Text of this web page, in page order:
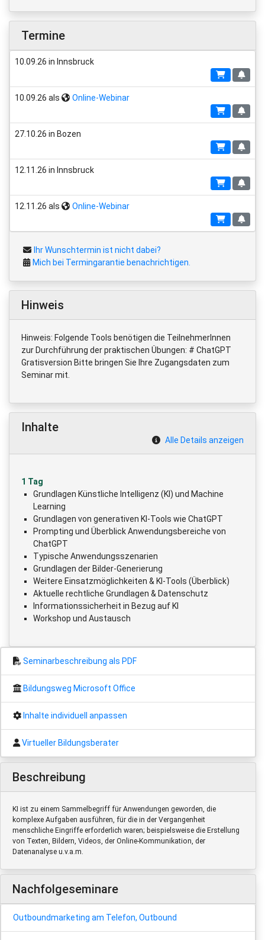
Termine
10.09.26 in Innsbruck
10.09.26 als Online-Webinar
27.10.26 in Bozen
12.11.26 in Innsbruck
12.11.26 als Online-Webinar
Ihr Wunschtermin ist nicht dabei?
Mich bei Termingarantie benachrichtigen.
Hinweis
Hinweis: Folgende Tools benötigen die TeilnehmerInnen
zur Durchführung der praktischen Übungen: # ChatGPT
Gratisversion Bitte bringen Sie Ihre Zugangsdaten zum
Seminar mit.
Inhalte
Alle Details anzeigen
1 Tag
Grundlagen Künstliche Intelligenz (KI) und Machine
Learning
Grundlagen von generativen KI-Tools wie ChatGPT
Prompting und Überblick Anwendungsbereiche von
ChatGPT
Typische Anwendungsszenarien
Grundlagen der Bilder-Generierung
Weitere Einsatzmöglichkeiten & KI-Tools (Überblick)
Aktuelle rechtliche Grundlagen & Datenschutz
Informationssicherheit in Bezug auf KI
Workshop und Austausch
Seminarbeschreibung als PDF
Bildungsweg Microsoft Office
Inhalte individuell anpassen
Virtueller Bildungsberater
Beschreibung
KI ist zu einem Sammelbegriff für Anwendungen geworden, die
komplexe Aufgaben ausführen, für die in der Vergangenheit
menschliche Eingriffe erforderlich waren; beispielsweise die Erstellung
von Texten, Bildern, Videos, der Online-Kommunikation, der
Datenanalyse u.v.a.m.
Nachfolgeseminare
Outboundmarketing am Telefon, Outbound